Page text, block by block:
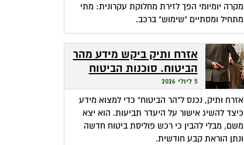
מקרה יומיומי הפך לזירת מחלוקת עקרונית: מתי
מתחיל ומסתיים "שימוש" ברכב.
אזרח ותיק ביקש מידע מהר
הביטוח. סוכנות הביטוח
גבתה מחשבונו פרמיות
5 ליולי 2026
אזרח ותיק, נכנס ל"הר הביטוח" כדי למצוא מידע
כיצד להשיג אישור על היעדר תביעות. הוא יצא
משם, מבלי להבין כי רכש פוליסת ביטוח חדשה
ונתן הוראת קבע חודשית.